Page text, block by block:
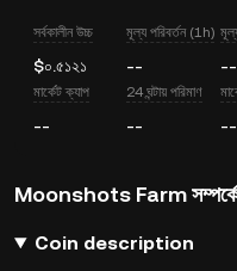
সর্বকালীন উচ্চ
$০.৫১২১
মূল্য পরিবর্তন (1h)
-- --
মার্কেট ক্যাপ
--
24 ঘন্টায় পরিমাণ
-- --
Moonshots Farm সম্পর্কে
Coin description